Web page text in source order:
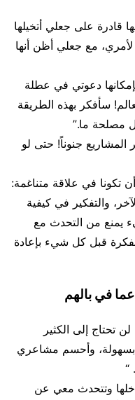
قادرة على جعلي أتخيلها
مع جعلي أظن أنها
دعوتي في عطلة
سأفكر بهذه الطريقة
مصلحة ما.”
جنوناً! حتى لو
تكونا في علاقة متناغمة:
والتفكير في كيفية
يمنع من التحدث مع
قبل كل شيء بإعادة
في بالهم
تحتاج إلى الكثير
بسهولة، وأحسم مشاعري
“
وتتحدث معي عن